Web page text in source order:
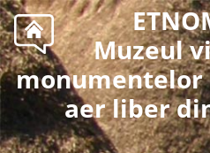
Muzeul
monumentelor
aer liber